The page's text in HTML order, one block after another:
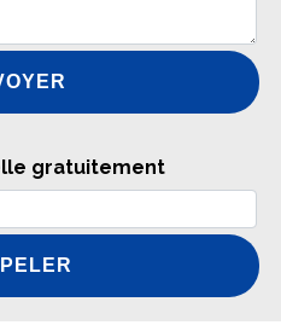
gratuitement